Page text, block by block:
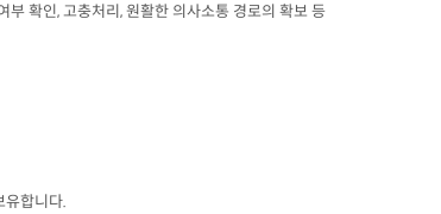
확인, 고충처리, 원활한 의사소통 경로의 확보 등
·보유합니다.